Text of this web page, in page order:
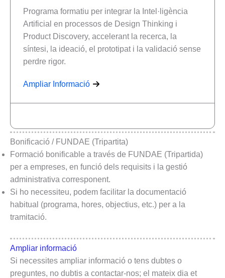
Programa formatiu per integrar la Intel·ligència
Artificial en processos de Design Thinking i
Product Discovery, accelerant la recerca, la
síntesi, la ideació, el prototipat i la validació sense
perdre rigor.
Ampliar Informació
Bonificació / FUNDAE (Tripartita)
Formació bonificable a través de FUNDAE (Tripartida)
per a empreses, en funció dels requisits i la gestió
administrativa corresponent.
Si ho necessiteu, podem facilitar la documentació
habitual (programa, hores, objectius, etc.) per a la
tramitació.
Ampliar informació
Si necessites ampliar informació o tens dubtes o
preguntes, no dubtis a contactar-nos; el mateix dia et